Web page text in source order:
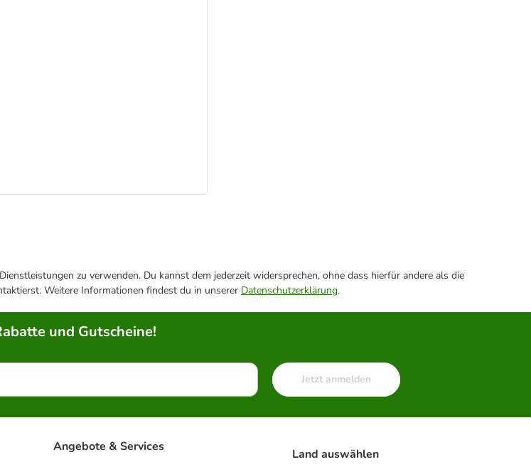
zu verwenden. Du kannst dem jederzeit widersprechen, ohne dass hierfür andere als die
Weitere Informationen findest du in unserer Datenschutzerklärung.
und Gutscheine!
Jetzt anmelden
Angebote & Services Land auswählen